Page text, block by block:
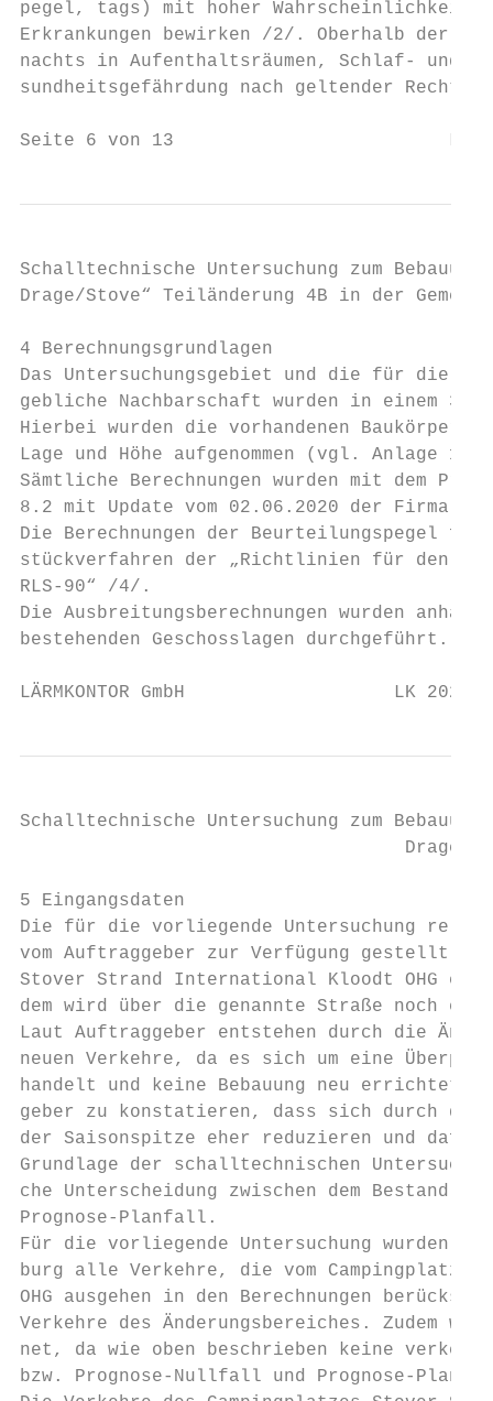
pegel, tags) mit hoher Wahrscheinlichkeit
Erkrankungen bewirken /2/. Oberhalb der
nachts in Aufenthaltsräumen, Schlaf- und
sundheitsgefährdung nach geltender
Seite 6 von 13                         LK
Schalltechnische Untersuchung zum
Drage/Stove“ Teiländerung 4B in der
4 Berechnungsgrundlagen
Das Untersuchungsgebiet und die für die
gebliche Nachbarschaft wurden in einem
Hierbei wurden die vorhandenen
Lage und Höhe aufgenommen (vgl. Anlage 1).
Sämtliche Berechnungen wurden mit dem
8.2 mit Update vom 02.06.2020 der Firma
Die Berechnungen der Beurteilungspegel
stückverfahren der „Richtlinien für den
RLS-90“ /4/.
Die Ausbreitungsberechnungen wurden
bestehenden Geschosslagen durchgeführt.
LÄRMKONTOR GmbH                   LK
Schalltechnische Untersuchung zum
Drage/
5 Eingangsdaten
Die für die vorliegende Untersuchung
vom Auftraggeber zur Verfügung gestellt.
Stover Strand International Kloodt OHG
dem wird über die genannte Straße noch
Laut Auftraggeber entstehen durch die
neuen Verkehre, da es sich um eine
handelt und keine Bebauung neu
geber zu konstatieren, dass sich durch das
der Saisonspitze eher reduzieren und dafür
Grundlage der schalltechnischen
che Unterscheidung zwischen dem Bestand,
Prognose-Planfall.
Für die vorliegende Untersuchung wurden in
burg alle Verkehre, die vom
OHG ausgehen in den Berechnungen
Verkehre des Änderungsbereiches. Zudem
net, da wie oben beschrieben keine
bzw. Prognose-Nullfall und Prognose-